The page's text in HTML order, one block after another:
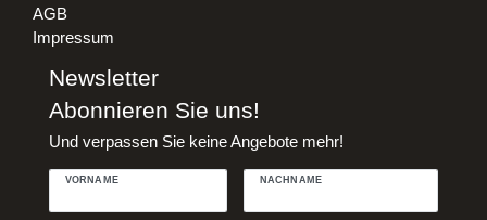
AGB
Impressum
Newsletter
Abonnieren Sie uns!
Und verpassen Sie keine Angebote mehr!
VORNAME NACHNAME